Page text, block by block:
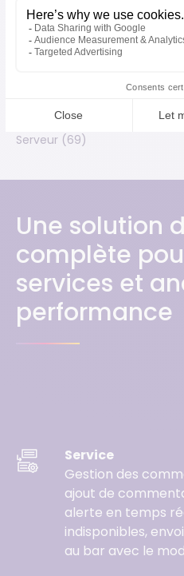
au bar, il est intuitif,
répond aux besoins
métier. Un vrai plus
Djibril T.
Serveur (69)
Une solution
complète
services et
performance
Service
Gestion des
ajout de
alerte en temps
indisponibles,
au bar avec le